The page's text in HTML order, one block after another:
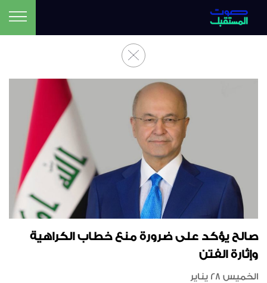
صالح يؤكد على ضرورة منع خطاب الكراهية
وإثارة الفتن
الخميس 28 يناير